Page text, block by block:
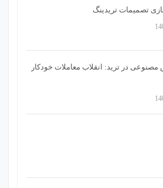
تصمیمات تریدینگ
در ترید: انقلاب معاملات خودکار